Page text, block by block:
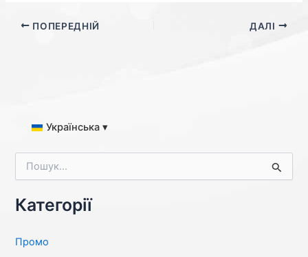
ПОПЕРЕДНІЙ ДАЛІ
Українська ▾
а
т
:
Категорії
Промо